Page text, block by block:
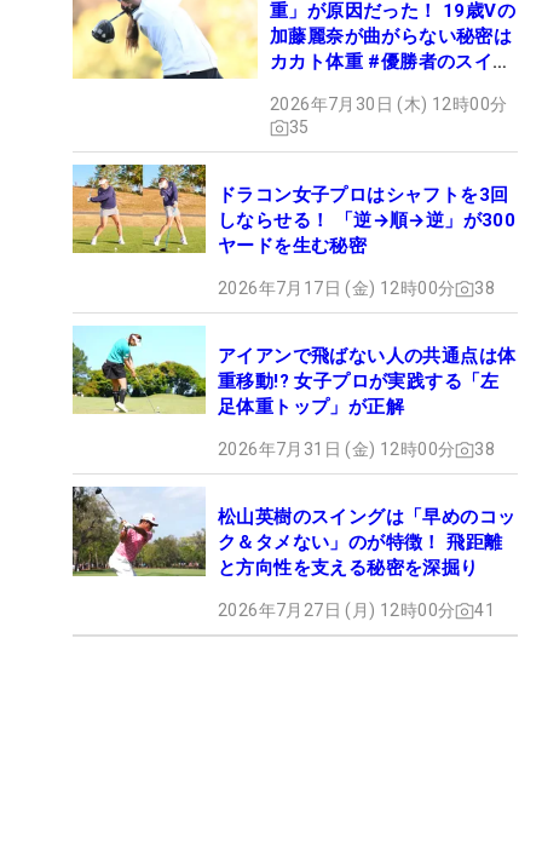
重」が原因だった！ 19歳Vの
加藤麗奈が曲がらない秘密は
カカト体重 #優勝者のスイン
2026年7月30日 (木) 12時00分
35
ドラコン女子プロはシャフトを3回
しならせる！ 「逆→順→逆」が300
ヤードを生む秘密
2026年7月17日 (金) 12時00分 38
アイアンで飛ばない人の共通点は体
重移動!? 女子プロが実践する「左
足体重トップ」が正解
2026年7月31日 (金) 12時00分 38
松山英樹のスイングは「早めのコッ
ク＆タメない」のが特徴！ 飛距離
と方向性を支える秘密を深掘り
2026年7月27日 (月) 12時00分 41